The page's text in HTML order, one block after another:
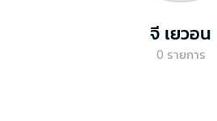
จี เยวอน
0 รายการ